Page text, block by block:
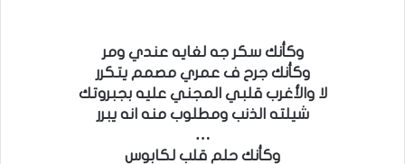
وكأنك سكر جه لغايه عندي ومر
وكأنك جرح ف عمري مصمم يتكرر
لا والأغرب قلبي المجني عليه بجبروتك
شيلته الذنب ومطلوب منه انه يبرر
…
وكأنك حلم قلب لكابوس